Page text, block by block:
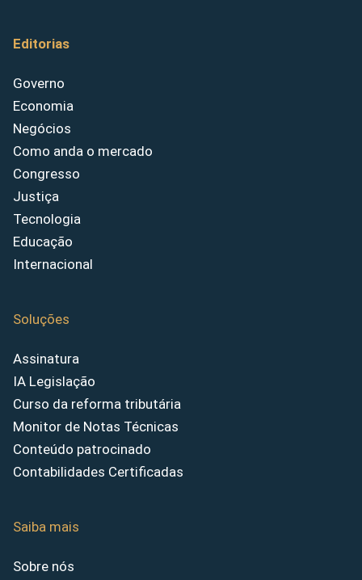
Editorias
Governo
Economia
Negócios
Como anda o mercado
Congresso
Justiça
Tecnologia
Educação
Internacional
Soluções
Assinatura
IA Legislação
Curso da reforma tributária
Monitor de Notas Técnicas
Conteúdo patrocinado
Contabilidades Certificadas
Saiba mais
Sobre nós